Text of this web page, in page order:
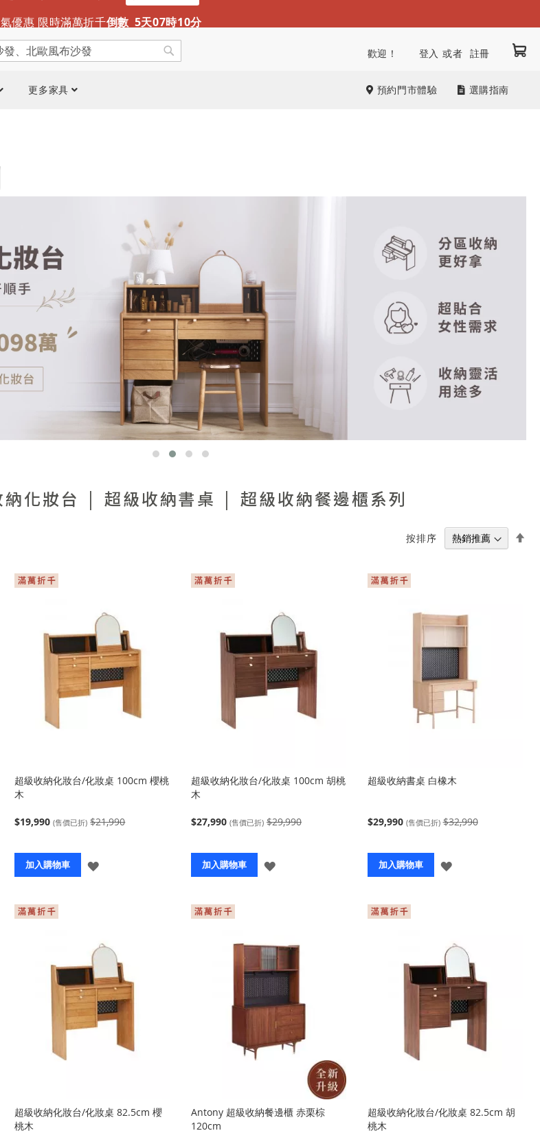
氣優惠 限時滿萬折千倒數 5天07時10
我
尋
容
歡迎！ 登入 註冊
更多家具 預約門市體驗 選購指南
化妝台 超級收納書桌 超級收納餐邊櫃系列
按排序
超級收納化妝台/化妝桌 100cm 櫻桃
木
$19,990 (售價已折) $21,990
加入購物車
登
超級收納化妝台/化妝桌 100cm 胡桃
木
$27,990 (售價已折) $29,990
加入購物車
登
超級收納書桌 白橡木
$29,990 (售價已折) $32,990
加入購物車
登
超級收納化妝台/化妝桌 82.5cm 櫻
桃木
Antony 超級收納餐邊櫃 赤栗棕
120cm
超級收納化妝台/化妝桌 82.5cm 胡
桃木